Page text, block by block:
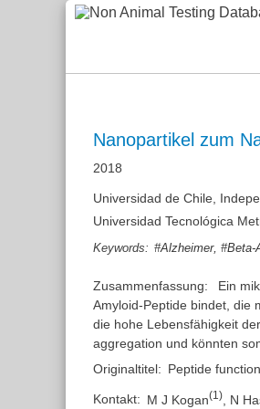
Nanopartikel zum
2018
Universidad de Chile,
Universidad Tecnológica
Keywords: #Alzheimer,#Beta-
Zusammenfassung:
Ein
Amyloid-Peptide bindet, die
die hohe Lebensfähigkeit
aggregation und könnten
Originaltitel: Peptide
Kontakt: M J Kogan(1) N